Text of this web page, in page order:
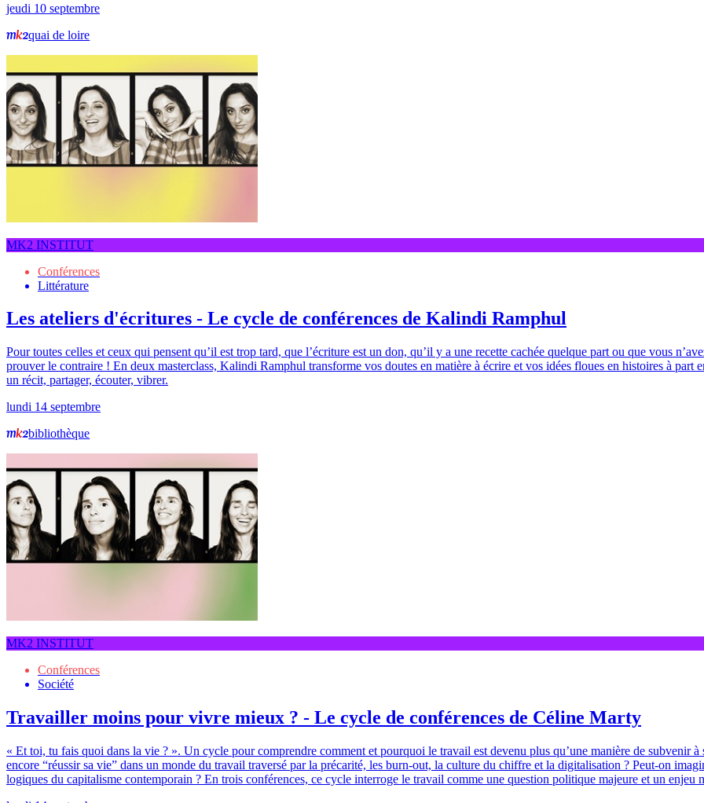
jeudi 10 septembre
quai de loire
MK2 INSTITUT
Conférences
Littérature
Les ateliers d'écritures - Le cycle de conférences de Kalindi Ramphul
Pour toutes celles et ceux qui pensent qu’il est trop tard, que l’écriture est un don, qu’il y a une recette cachée quelque part ou que vous
prouver le contraire ! En deux masterclass, Kalindi Ramphul transforme vos doutes en matière à écrire et vos idées floues en histoires à part
un récit, partager, écouter, vibrer.
lundi 14 septembre
bibliothèque
MK2 INSTITUT
Conférences
Société
Travailler moins pour vivre mieux ? - Le cycle de conférences de Céline Marty
« Et toi, tu fais quoi dans la vie ? ». Un cycle pour comprendre comment et pourquoi le travail est devenu plus qu’une manière de subvenir à
encore “réussir sa vie” dans un monde du travail traversé par la précarité, les burn-out, la culture du chiffre et la digitalisation ? Peut-on
logiques du capitalisme contemporain ? En trois conférences, ce cycle interroge le travail comme une question politique majeure et un